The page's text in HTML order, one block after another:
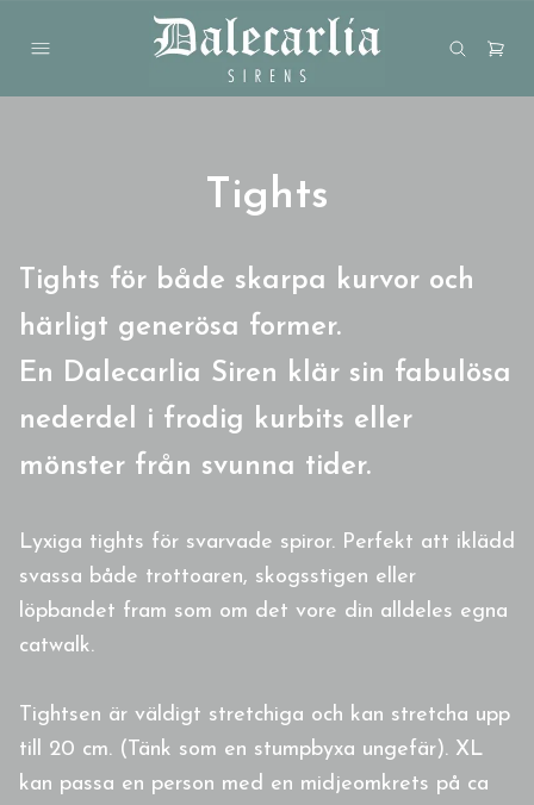
Tights
Tights för både skarpa kurvor och
härligt generösa former.
En Dalecarlia Siren klär sin fabulösa
nederdel i frodig kurbits eller
mönster från svunna tider.
Lyxiga tights för svarvade spiror. Perfekt att iklädd
svassa både trottoaren, skogsstigen eller
löpbandet fram som om det vore din alldeles egna
catwalk.
Tightsen är väldigt stretchiga och kan stretcha upp
till 20 cm. (Tänk som en stumpbyxa ungefär). XL
kan passa en person med en midjeomkrets på ca